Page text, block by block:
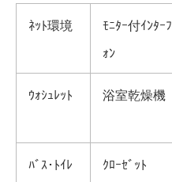
ﾈｯﾄ環境 ﾓﾆﾀｰ付ｲﾝﾀｰﾌ
ｫﾝ
ｳｫｼｭﾚｯﾄ 浴室乾燥機
ﾊﾞｽ･ﾄｲﾚ ｸﾛｰｾﾞｯﾄ